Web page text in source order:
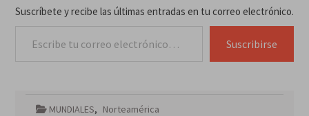
Suscríbete y recibe las últimas entradas en tu correo electrónico.
Suscribirse
MUNDIALES, Norteamérica